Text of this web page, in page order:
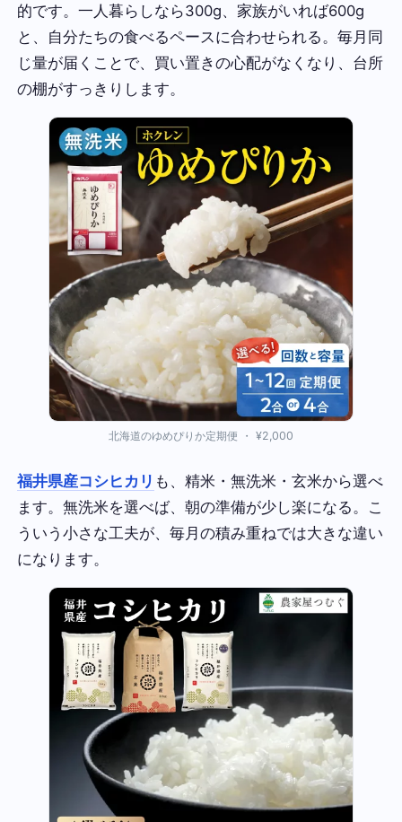
的です。一人暮らしなら300g、家族がいれば600g
と、自分たちの食べるペースに合わせられる。毎月同
じ量が届くことで、買い置きの心配がなくなり、台所
の棚がすっきりします。
北海道のゆめぴりか定期便 ・ ¥2,000
福井県産コシヒカリ も、精米・無洗米・玄米から選べ
ます。無洗米を選べば、朝の準備が少し楽になる。こ
ういう小さな工夫が、毎月の積み重ねでは大きな違い
になります。